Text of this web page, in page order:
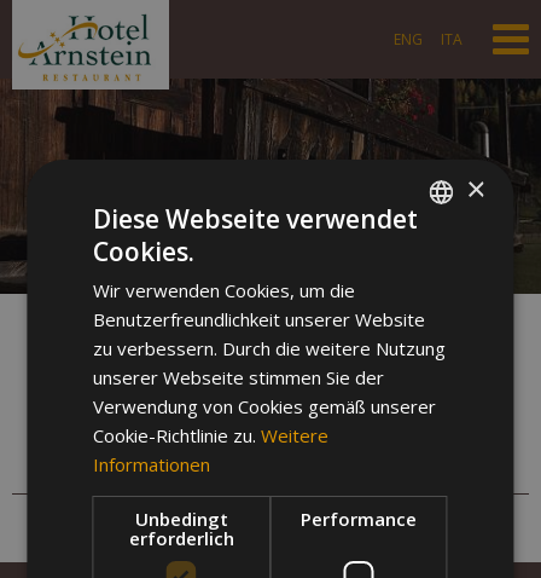
ENG ITA
Online Buchen
Oh nein!
Beim Laden des Buchungs-Widgets ist ein unerwarteter
Fehler aufgetreten.
Bitte versuchen Sie es später erneut.
×
Diese Webseite verwendet
Cookies.
Wir verwenden Cookies, um die
Benutzerfreundlichkeit unserer Website
zu verbessern. Durch die weitere Nutzung
unserer Webseite stimmen Sie der
Verwendung von Cookies gemäß unserer
Cookie-Richtlinie zu. Weitere
Informationen
Unbedingt
erforderlich
Performance